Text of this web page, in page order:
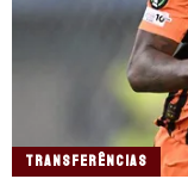
TRANSFERÊNCIAS